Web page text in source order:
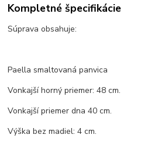
Kompletné špecifikácie
Súprava obsahuje:
Paella smaltovaná panvica
Vonkajší horný priemer: 48 cm.
Vonkajší priemer dna 40 cm.
Výška bez madiel: 4 cm.